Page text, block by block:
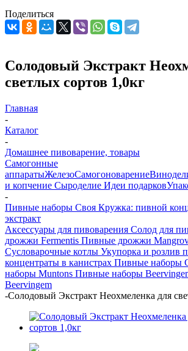
Поделиться
Солодовый Экстракт
светлых сортов 1,0кг
Главная
-
Каталог
-
Домашнее пивоварение, товары
Самогонные
аппаратыЖелезоСамогоноварение
и копчение Сыроделие Идеи подарков
-
Пивные наборы Своя Кружка: пивной
экстракт
Аксессуары для пивоварения Солод для
дрожжи Fermentis Пивные дрожжи
Сусловарочные котлы Укупорка и розлив
концентраты в канистрах Пивные наборы
наборы Muntons Пивные наборы
Beervingem
-Солодовый Экстракт Неохмеленка для